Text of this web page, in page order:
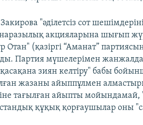
"әділетсіз сот
наразылық акцияларына шығып
Отан" (қазіргі “Аманат”
Партия мүшелерімен
зиян келтіру" бабы
жазаны айыппұлмен
тағылған айыпты мойындамай,
құқық қорғаушылар оны